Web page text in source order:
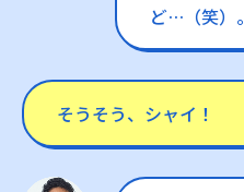
ど…（笑）。
そうそう、シャイ！